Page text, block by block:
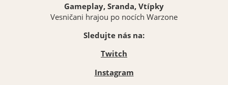
Gameplay, Sranda, Vtípky
Vesničani hrajou po nocích Warzone
Sledujte nás na:
Twitch
Instagram